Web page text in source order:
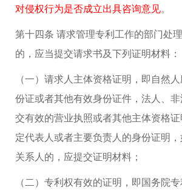
对侵权行为是否成立出具咨询意见。
第十四条 请求管理专利工作的部门处
的，应当提交请求书及下列证明材料：
（一）请求人主体资格证明，即自然
份证或者其他有效身份证件，法人、
交有效的营业执照或者其他主体资格
定代表人或者主要负责人的身份证明
关系人的，应提交证明材料；
（二）专利权有效的证明，即国务院